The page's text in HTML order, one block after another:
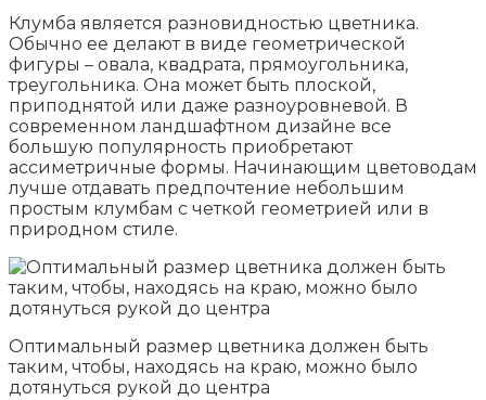
Клумба является разновидностью цветника.
Обычно ее делают в виде геометрической
фигуры – овала, квадрата, прямоугольника,
треугольника. Она может быть плоской,
приподнятой или даже разноуровневой. В
современном ландшафтном дизайне все
большую популярность приобретают
ассиметричные формы. Начинающим цветоводам
лучше отдавать предпочтение небольшим
простым клумбам с четкой геометрией или в
природном стиле.
Оптимальный размер цветника должен быть
таким, чтобы, находясь на краю, можно было
дотянуться рукой до центра